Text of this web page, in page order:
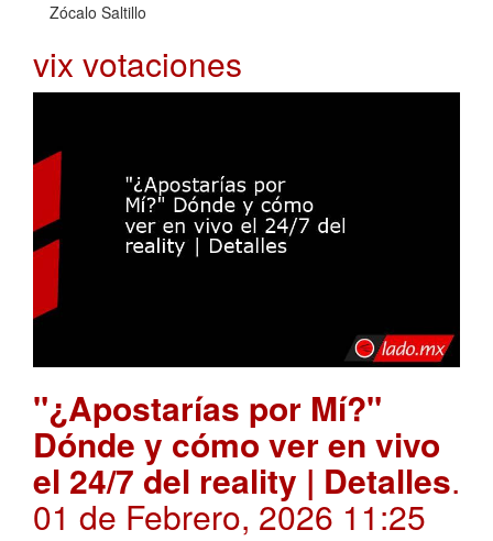
Zócalo Saltillo
vix votaciones
"¿Apostarías por Mí?"
Dónde y cómo ver en vivo
el 24/7 del reality | Detalles.
01 de Febrero, 2026 11:25